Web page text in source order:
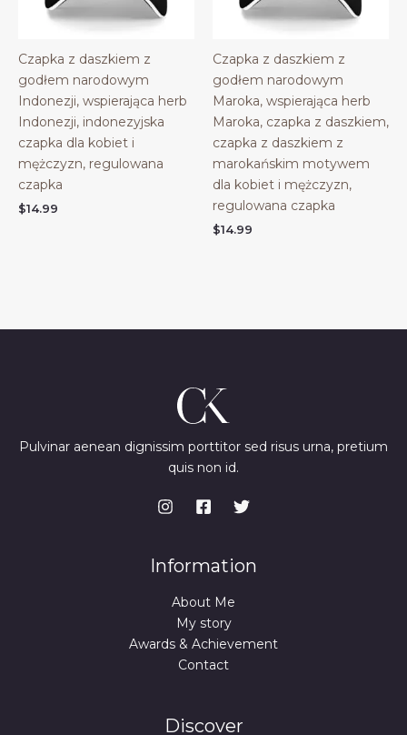
Czapka z daszkiem z
godłem narodowym
Indonezji, wspierająca herb
Indonezji, indonezyjska
czapka dla kobiet i
mężczyzn, regulowana
czapka
$14.99
Czapka z daszkiem z
godłem narodowym
Maroka, wspierająca herb
Maroka, czapka z daszkiem,
czapka z daszkiem z
marokańskim motywem
dla kobiet i mężczyzn,
regulowana czapka
$14.99
Pulvinar aenean dignissim porttitor sed risus urna, pretium
quis non id.
Information
About Me
My story
Awards & Achievement
Contact
Discover